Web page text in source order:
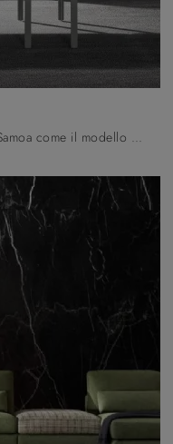
Con salotti e divani con penisola di Samoa come il modello Glide in tessuto, potrai completare il tuo concept d'arredo.